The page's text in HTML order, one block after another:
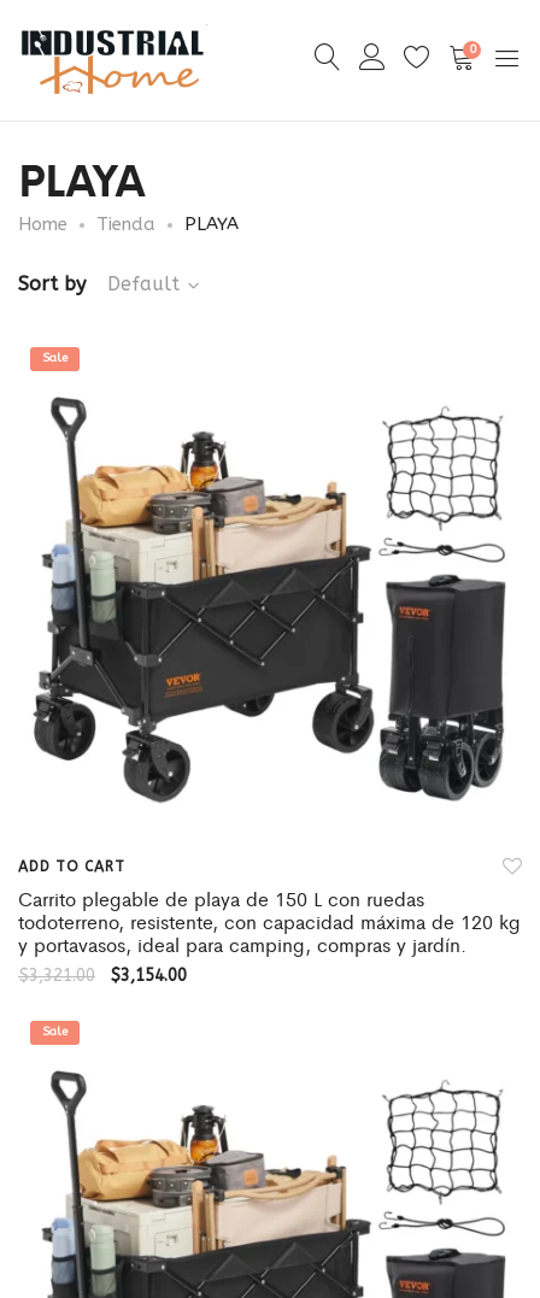
0
PLAYA
Home Tienda PLAYA
Sort by Default
Sale
ADD TO CART
Carrito plegable de playa de 150 L con ruedas
todoterreno, resistente, con capacidad máxima de 120 kg
y portavasos, ideal para camping, compras y jardín.
$3,321.00 $3,154.00
Sale